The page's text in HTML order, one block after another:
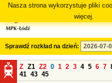
Nasza strona wykorzystuje pliki
więcej.
Sprawdź rozkład na dzień:
Z Z1 Z2 0 1 2 3 4 5 6 7
41 43 45